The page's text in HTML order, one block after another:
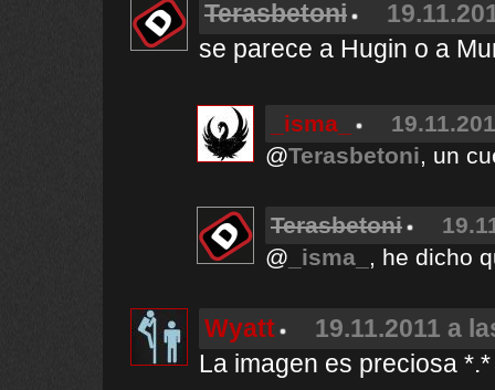
Terasbetoni
se parece a Hugin o a
_isma_
@Terasbetoni, un
Terasbetoni
@ _isma_ , he dicho
Wyatt
19.11.2011 a
La imagen es preciosa *.*